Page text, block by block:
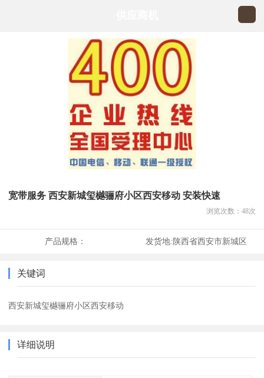
宽带服务 西安新城玺樾骊府小区西安移动 安装快速
浏览次数： 48次
产品规格： 发货地:陕西省西安市新城区
关键词
西安新城玺樾骊府小区西安移动
详细说明